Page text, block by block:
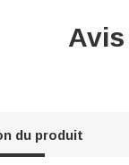
du produit